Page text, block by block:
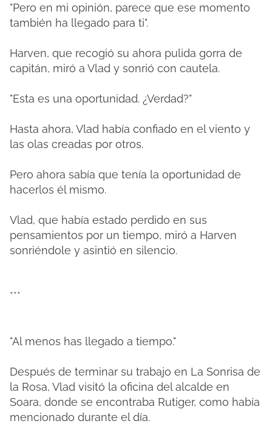
"Pero en mi opinión, parece que ese momento
también ha llegado para ti".
Harven, que recogió su ahora pulida gorra de
capitán, miró a Vlad y sonrió con cautela.
"Esta es una oportunidad. ¿Verdad?"
Hasta ahora, Vlad había confiado en el viento y
las olas creadas por otros.
Pero ahora sabía que tenía la oportunidad de
hacerlos él mismo.
Vlad, que había estado perdido en sus
pensamientos por un tiempo, miró a Harven
sonriéndole y asintió en silencio.
***
"Al menos has llegado a tiempo."
Después de terminar su trabajo en La Sonrisa de
la Rosa, Vlad visitó la oficina del alcalde en
Soara, donde se encontraba Rutiger, como había
mencionado durante el día.